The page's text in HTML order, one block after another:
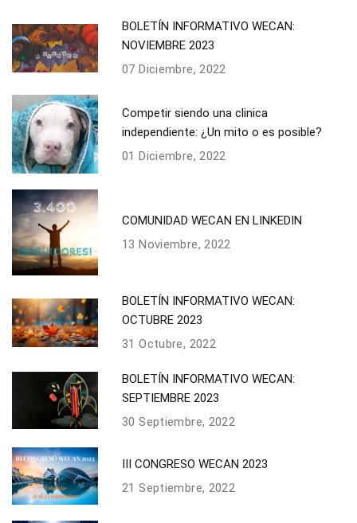
BOLETÍN INFORMATIVO WECAN:
NOVIEMBRE 2023
07 Diciembre, 2022
Competir siendo una clinica
independiente: ¿Un mito o es posible?
01 Diciembre, 2022
COMUNIDAD WECAN EN LINKEDIN
13 Noviembre, 2022
BOLETÍN INFORMATIVO WECAN:
OCTUBRE 2023
31 Octubre, 2022
BOLETÍN INFORMATIVO WECAN:
SEPTIEMBRE 2023
30 Septiembre, 2022
III CONGRESO WECAN 2023
21 Septiembre, 2022